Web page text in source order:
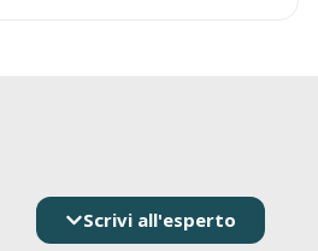
Scrivi all'esperto